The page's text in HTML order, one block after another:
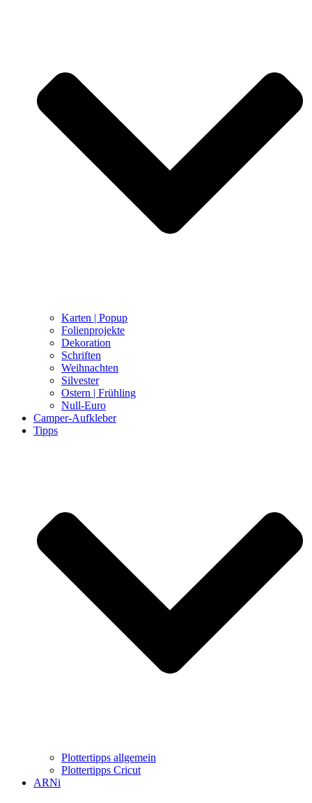
Karten | Popup
Folienprojekte
Dekoration
Schriften
Weihnachten
Silvester
Ostern | Frühling
Null-Euro
Camper-Aufkleber
Tipps
Plottertipps allgemein
Plottertipps Cricut
ARNi